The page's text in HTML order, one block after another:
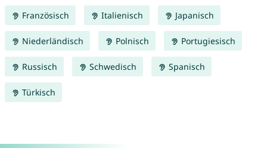
Französisch Italienisch Japanisch
Niederländisch Polnisch Portugiesisch
Russisch Schwedisch Spanisch
Türkisch